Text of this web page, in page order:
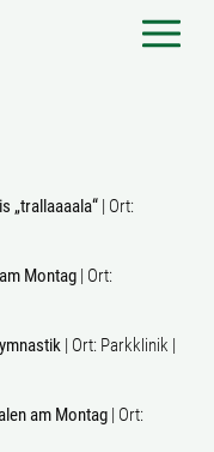
„trallaaaala“ | Ort:
Montag | Ort:
| Ort: Parkklinik |
am Montag | Ort: